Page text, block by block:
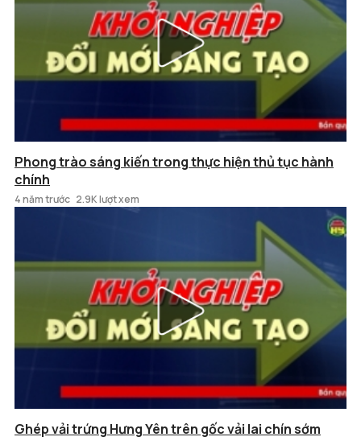
Phong trào sáng kiến trong thực hiện thủ tục hành
chính
4 năm trước 2.9K lượt xem
Ghép vải trứng Hưng Yên trên gốc vải lai chín sớm